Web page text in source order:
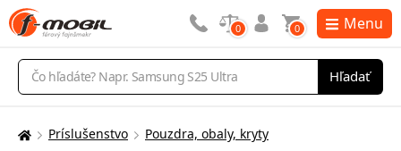
Vyhľadávanie
Hľadať
0 0 Menu
Tu
Príslušenstvo Pouzdra, obaly, kryty